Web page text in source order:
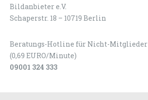
Bildanbieter e.V.
Schaperstr. 18 – 10719 Berlin
Beratungs-Hotline für Nicht-Mitglieder
(0,69 EURO/Minute)
09001 324 333